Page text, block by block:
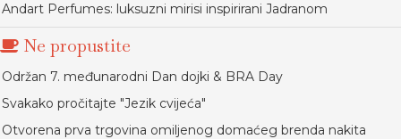
Andart Perfumes: luksuzni mirisi inspirirani Jadranom
Ne propustite
Održan 7. međunarodni Dan dojki & BRA Day
Svakako pročitajte "Jezik cvijeća"
Otvorena prva trgovina omiljenog domaćeg brenda nakita